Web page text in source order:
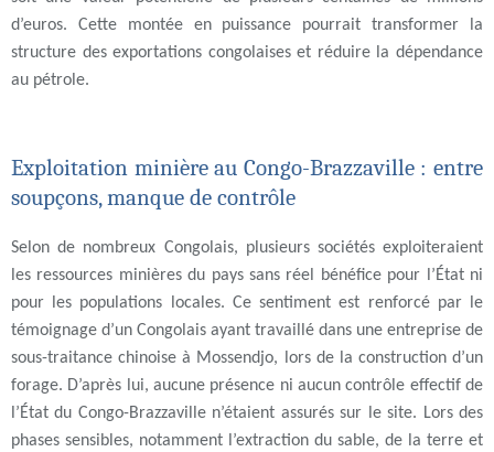
d’euros. Cette montée en puissance pourrait transformer la
structure des exportations congolaises et réduire la dépendance
au pétrole.
Exploitation minière au Congo-Brazzaville : entre
soupçons, manque de contrôle
Selon de nombreux Congolais, plusieurs sociétés exploiteraient
les ressources minières du pays sans réel bénéfice pour l’État ni
pour les populations locales. Ce sentiment est renforcé par le
témoignage d’un Congolais ayant travaillé dans une entreprise de
sous-traitance chinoise à Mossendjo, lors de la construction d’un
forage. D’après lui, aucune présence ni aucun contrôle effectif de
l’État du Congo-Brazzaville n’étaient assurés sur le site. Lors des
phases sensibles, notamment l’extraction du sable, de la terre et